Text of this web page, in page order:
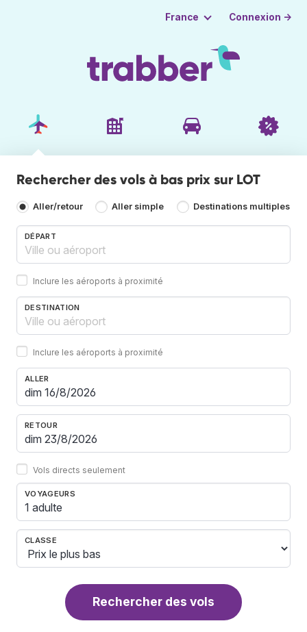
France Connexion →
Rechercher des vols à bas prix sur LOT
Aller/retour Aller simple Destinations multiples
DÉPART
Inclure les aéroports à proximité
DESTINATION
Inclure les aéroports à proximité
ALLER
RETOUR
Vols directs seulement
VOYAGEURS
1 adulte
CLASSE
Rechercher des vols